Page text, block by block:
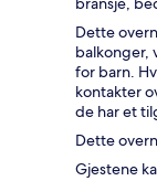
Dette
balkonger,
for barn.
kontakter
de har et
Dette
Gjestene